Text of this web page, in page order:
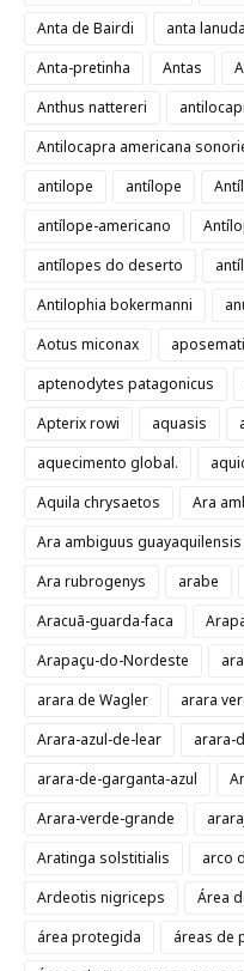
Anta de Bairdi
anta lanuda
Anta-pretinha
Antas
Anthus nattereri
Antilocapra americana
antilope
antílope
antílope-americano
antílopes do deserto
Antilophia bokermanni
Aotus miconax
aptenodytes patagonicus
Apterix rowi
aquasis
aquecimento global.
Aquila chrysaetos
Ara
Ara ambiguus guayaquilensis
Ara rubrogenys
arabe
Aracuã-guarda-faca
Arapaçu-do-Nordeste
arara de Wagler
arara
Arara-azul-de-lear
arara-
arara-de-garganta-azul
Arara-verde-grande
Aratinga solstitialis
arco
Ardeotis nigriceps
Área
área protegida
áreas de